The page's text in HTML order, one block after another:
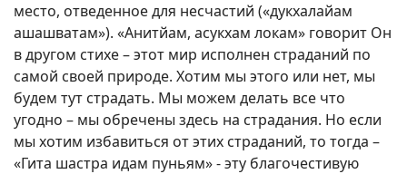
место, отведенное для несчастий («дукхалайам
ашашватам»). «Анитйам, асукхам локам» говорит Он
в другом стихе – этот мир исполнен страданий по
самой своей природе. Хотим мы этого или нет, мы
будем тут страдать. Мы можем делать все что
угодно – мы обречены здесь на страдания. Но если
мы хотим избавиться от этих страданий, то тогда –
«Гита шастра идам пуньям» - эту благочестивую